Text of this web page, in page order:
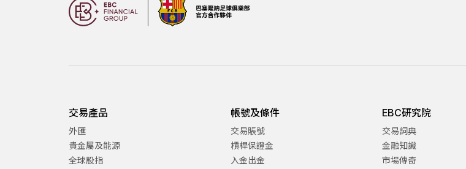
交易產品
外匯
貴金屬及能源
全球股指
帳號及條件
交易賬號
槓桿保證金
入金出金
EBC研究院
交易詞典
金融知識
市場傳奇